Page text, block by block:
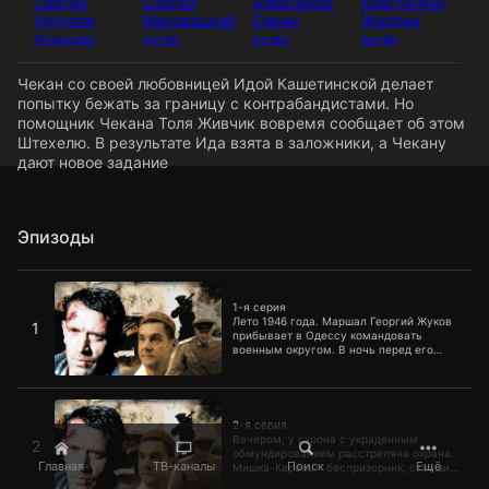
Главная ТВ-каналы Поиск Ещё
Урсуляк
Режиссёр
Маковецкий
Актёр
Сирин
Актёр
Желдин
Актёр
Чекан со своей любовницей Идой Кашетинской делает
попытку бежать за границу с контрабандистами. Но
помощник Чекана Толя Живчик вовремя сообщает об этом
Штехелю. В результате Ида взята в заложники, а Чекану
дают новое задание
Эпизоды
1
1-я серия
Лето 1946 года. Маршал Георгий Жуков
прибывает в Одессу командовать
военным округом. В ночь перед его
выяснить, что в заброшенном здании
оружия…
1-я серия
2
2-я серия
Вечером, у схрона с украденным
обмундированием расстреляна охрана.
Мишка-Карась - беспризорник, ставший
2-я серия